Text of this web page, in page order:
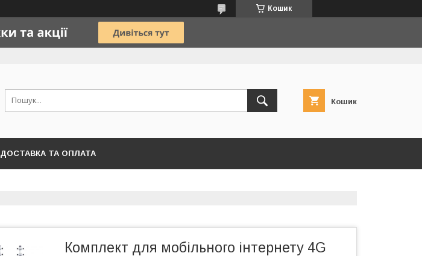
Кошик
Кошик
ДОСТАВКА ТА ОПЛАТА
Комплект для мобільного інтернету 4G